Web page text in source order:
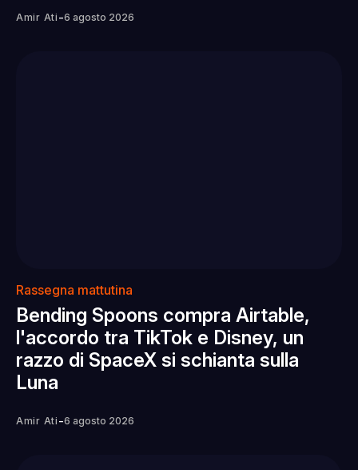
Amir Ati -6 agosto 2026
Rassegna mattutina
Bending Spoons compra Airtable,
l'accordo tra TikTok e Disney, un
razzo di SpaceX si schianta sulla
Luna
Amir Ati -6 agosto 2026